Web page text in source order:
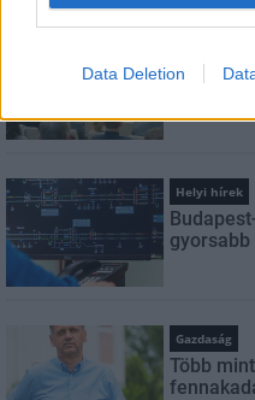
Data DeletionIndul a
Helyi hírek
Gazdaság
Több